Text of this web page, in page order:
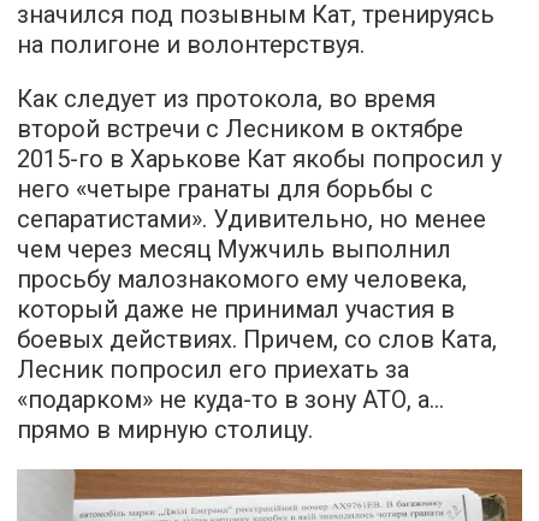
значился под позывным Кат, тренируясь
на полигоне и волонтерствуя.
Как следует из протокола, во время
второй встречи с Лесником в октябре
2015-го в Харькове Кат якобы попросил у
него «четыре гранаты для борьбы с
сепаратистами». Удивительно, но менее
чем через месяц Мужчиль выполнил
просьбу малознакомого ему человека,
который даже не принимал участия в
боевых действиях. Причем, со слов Ката,
Лесник попросил его приехать за
«подарком» не куда-то в зону АТО, а...
прямо в мирную столицу.